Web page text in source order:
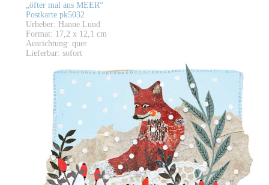
„öfter mal ans MEER“
Postkarte pk5032
Urheber: Hanne Lund
Format: 17,2 x 12,1 cm
Ausrichtung: quer
Lieferbar: sofort